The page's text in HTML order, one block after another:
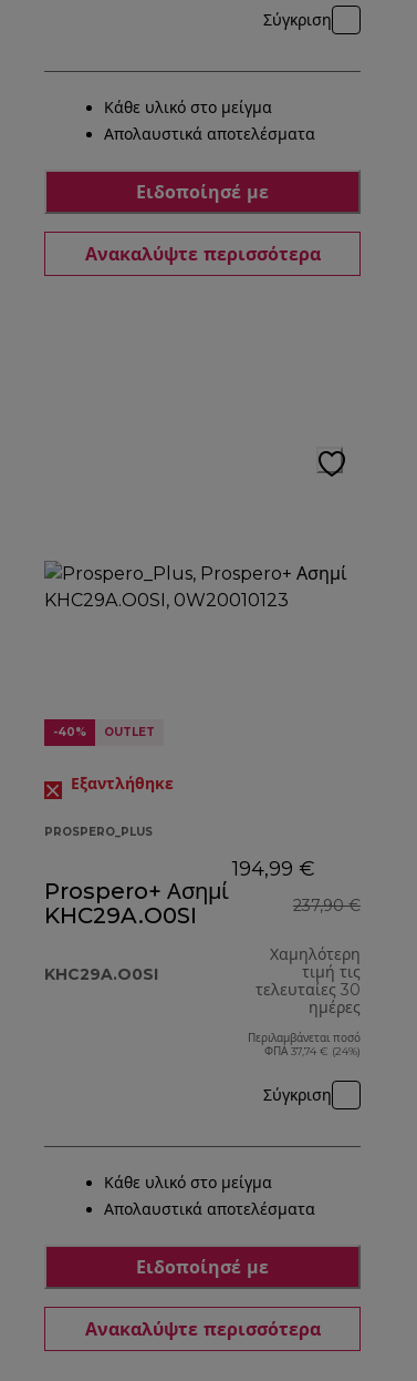
Σύγκριση
Κάθε υλικό στο μείγμα
Απολαυστικά αποτελέσματα
Ειδοποίησέ με
Ανακαλύψτε περισσότερα
-40% OUTLET
Εξαντλήθηκε
PROSPERO_PLUS
Prospero+ Ασημί
KHC29A.O0SI
KHC29A.O0SI
194,99 €
237,90 €
Χαμηλότερη
τιμή τις
τελευταίες 30
ημέρες
Περιλαμβάνεται ποσό
ΦΠΑ 37,74 € (24%)
Σύγκριση
Κάθε υλικό στο μείγμα
Απολαυστικά αποτελέσματα
Ειδοποίησέ με
Ανακαλύψτε περισσότερα